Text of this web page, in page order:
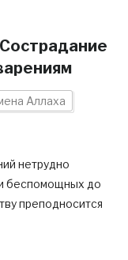
Аллаха
нетрудно
беспомощных до
преподносится